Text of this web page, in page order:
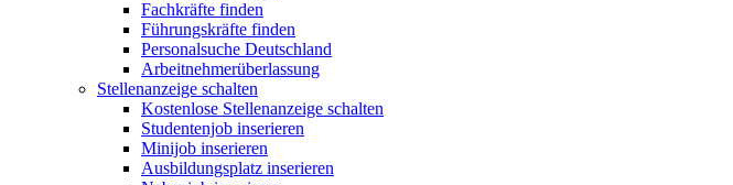
Fachkräfte finden
Führungskräfte finden
Personalsuche Deutschland
Arbeitnehmerüberlassung
Stellenanzeige schalten
Kostenlose Stellenanzeige schalten
Studentenjob inserieren
Minijob inserieren
Ausbildungsplatz inserieren